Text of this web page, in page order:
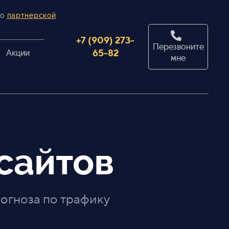
партнерской
Акции
+7 (909) 273-
65-82
Перезвоните
мне
по трафику